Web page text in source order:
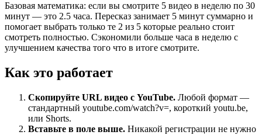
Базовая математика: если вы смотрите 5 видео в неделю по 30
минут — это 2.5 часа. Пересказ занимает 5 минут суммарно и
помогает выбрать только те 2 из 5 которые реально стоит
смотреть полностью. Сэкономили больше часа в неделю с
улучшением качества того что в итоге смотрите.
Как это работает
Скопируйте URL видео с YouTube. Любой формат —
стандартный youtube.com/watch?v=, короткий youtu.be,
или Shorts.
Вставьте в поле выше. Никакой регистрации не нужно